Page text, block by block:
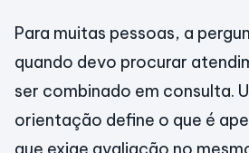
Para muitas pessoas, a
quando devo procurar
ser combinado em consulta.
orientação define o que é